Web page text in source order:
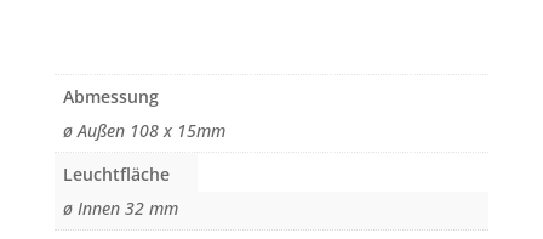
Abmessung
ø Außen 108 x 15mm
Leuchtfläche
ø Innen 32 mm